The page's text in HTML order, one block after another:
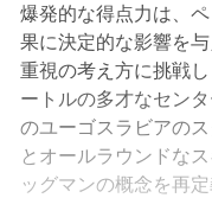
爆発的な得点力は、
果に決定的な影響を
重視の考え方に挑戦
ートルの多才なセン
のユーゴスラビアの
とオールラウンドな
ッグマンの概念を再